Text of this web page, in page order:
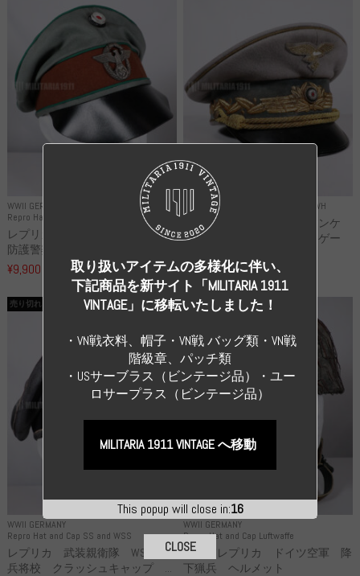
WWII GERMANY
Repro Hat and Cap Police and other
レプリカ ドイツ秩序警察 都市
防護警察 クラッシュキャップ...
¥9,900 （税込）
WWII GERMANY Repro Uniforms WH
レプリカ ミヒャエル・ヤンケ
製 国家元帥 ヘルマン・ゲー
¥55,000（税込）
WWII GERMANY
Repro Hat and Cap SS and WSS
売り切れ
レプリカ 武装親衛隊 WSS 歩
兵将校 クラッシュキャップ ...
WWII GERMANY
Repro Hat and Cap Luftwaffe
売り切れ
高品質レプリカ ドイツ空軍 降
下猟兵 ヘルメット
This popup will close in:15
取り扱いアイテムの多様化に伴い、
下記商品を新サイト「MILITARIA 1911
VINTAGE」に移転いたしました！
・VN戦衣料、帽子・VN戦 バッグ類・VN戦
階級章、パッチ類
・USサーブラス（ビンテージ品）・ユー
ロサープラス（ビンテージ品）
MILITARIA 1911 VINTAGE へ移動
CLOSE